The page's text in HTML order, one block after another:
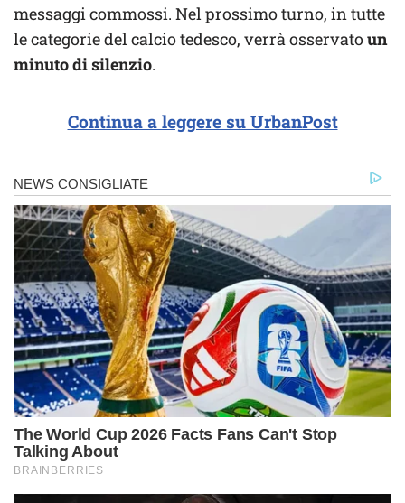
messaggi commossi. Nel prossimo turno, in tutte
le categorie del calcio tedesco, verrà osservatoun
minuto di silenzio.
Continua a leggere su UrbanPost